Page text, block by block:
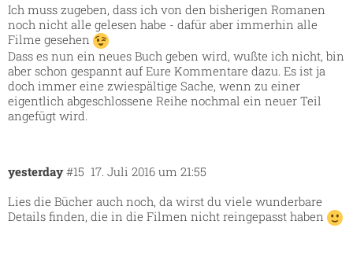
Ich muss zugeben, dass ich von den bisherigen Romanen
noch nicht alle gelesen habe - dafür aber immerhin alle
Filme gesehen
Dass es nun ein neues Buch geben wird, wußte ich nicht, bin
aber schon gespannt auf Eure Kommentare dazu. Es ist ja
doch immer eine zwiespältige Sache, wenn zu einer
eigentlich abgeschlossene Reihe nochmal ein neuer Teil
angefügt wird.
yesterday 17. Juli 2016 um 21:55
#15
Lies die Bücher auch noch, da wirst du viele wunderbare
Details finden, die in die Filmen nicht reingepasst haben